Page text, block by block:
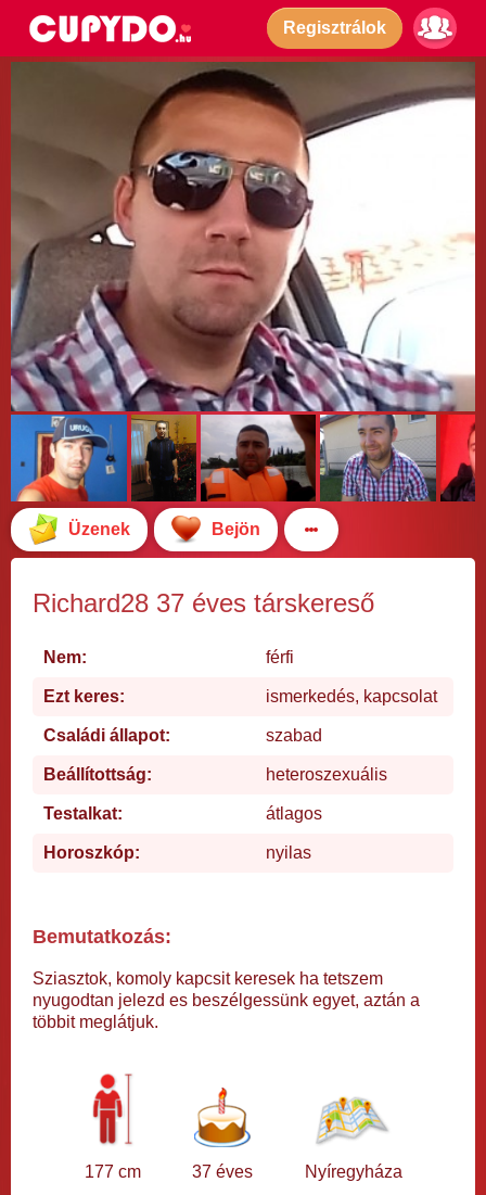
Regisztrálok
Üzenek Bejön
Richard28 37 éves társkereső
Nem: férfi
Ezt keres: ismerkedés, kapcsolat
Családi állapot: szabad
Beállítottság: heteroszexuális
Testalkat: átlagos
Horoszkóp: nyilas
Bemutatkozás:
Sziasztok, komoly kapcsit keresek ha tetszem
nyugodtan jelezd es beszélgessünk egyet, aztán a
többit meglátjuk.
177 cm 37 éves Nyíregyháza